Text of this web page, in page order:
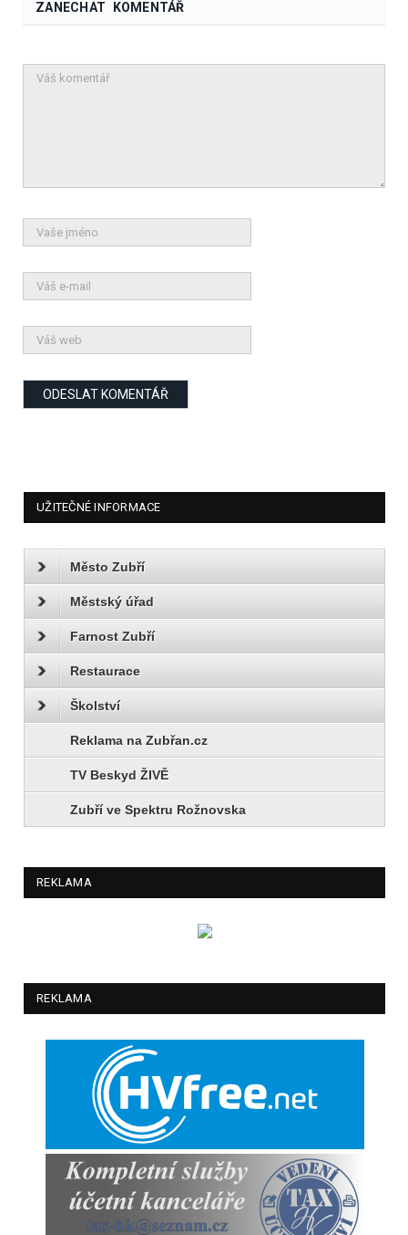
ZANECHAT KOMENTÁŘ
UŽITEČNÉ INFORMACE
Město Zubří
Městský úřad
Farnost Zubří
Restaurace
Školství
Reklama na Zubřan.cz
TV Beskyd ŽIVĚ
Zubří ve Spektru Rožnovska
REKLAMA
REKLAMA